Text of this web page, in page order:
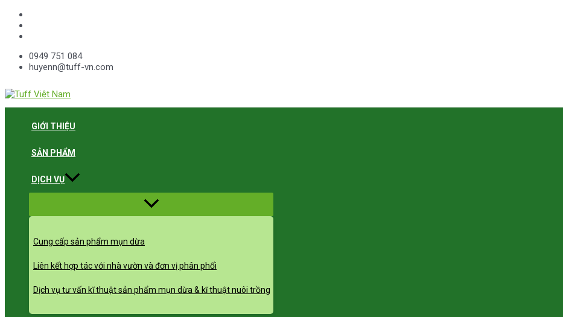
Skip
content
0949 751 084
huyenn@tuff-vn.com
GIỚI THIỆU
SẢN PHẨM
DỊCH VỤ
Menu
Toggle
Cung cấp sản phẩm mụn dừa
Liên kết hợp tác với nhà vườn và đơn vị phân phối
Dịch vụ tư vấn kĩ thuật sản phẩm mụn dừa & kĩ thuật nuôi trồng